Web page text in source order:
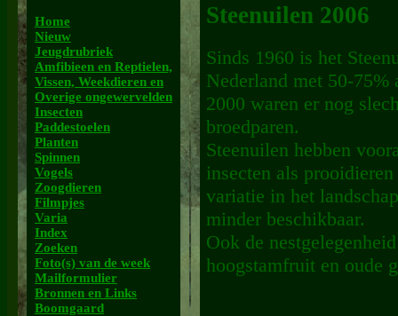
Home
Nieuw
Jeugdrubriek
Amfibieen en Reptielen,
Vissen, Weekdieren en
Overige ongewervelden
Insecten
Paddestoelen
Planten
Spinnen
Vogels
Zoogdieren
Filmpjes
Varia
Index
Zoeken
Foto(s) van de week
Mailformulier
Bronnen en Links
Boomgaard
Steenuilen 2006
Sinds 1960 is het
Nederland met 50-75%
2000 waren er nog
broedparen.
Steenuilen hebben
insecten als
variatie in het
minder beschikbaar.
Ook de
hoogstamfruit en oude